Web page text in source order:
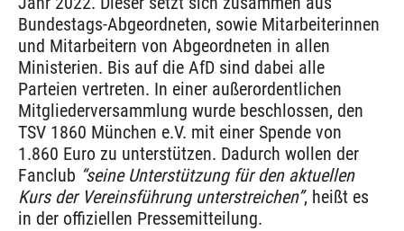
Bundestags-Abgeordneten, sowie Mitarbeiterinnen
und Mitarbeitern von Abgeordneten in allen
Ministerien. Bis auf die AfD sind dabei alle
Parteien vertreten. In einer außerordentlichen
Mitgliederversammlung wurde beschlossen, den
TSV 1860 München e.V. mit einer Spende von
1.860 Euro zu unterstützen. Dadurch wollen der
Fanclub “seine Unterstützung für den aktuellen
Kurs der Vereinsführung unterstreichen”, heißt es
in der offiziellen Pressemitteilung.